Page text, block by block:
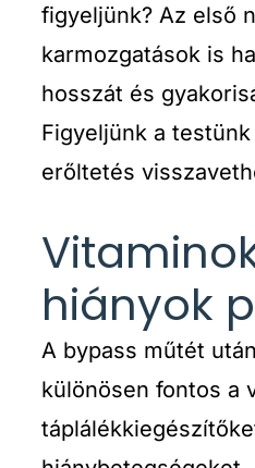
figyeljünk? Az első
karmozgatások is
hosszát és
Figyeljünk a
erőltetés
hiányok
A bypass műtét
különösen fontos a